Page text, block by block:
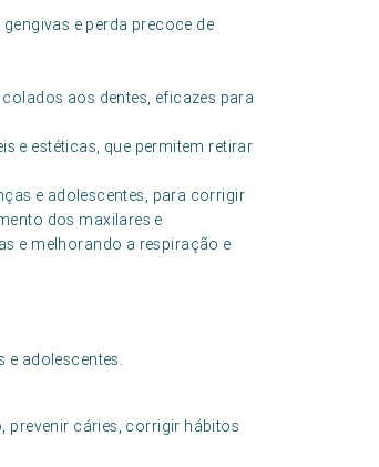
e perda precoce de
aos dentes, eficazes para
e estéticas, que permitem retirar
e adolescentes, para corrigir
dos maxilares e
e melhorando a respiração e
e adolescentes.
cáries, corrigir hábitos